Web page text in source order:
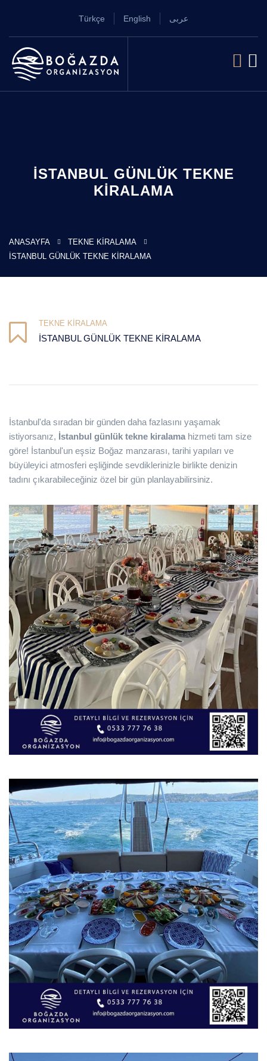
Türkçe English عربى
İSTANBUL GÜNLÜK TEKNE
KIRALAMA
ANASAYFA
TEKNE KIRALAMA
İSTANBUL GÜNLÜK TEKNE KIRALAMA
TEKNE KIRALAMA
İSTANBUL GÜNLÜK TEKNE KIRALAMA
İstanbul'da sıradan bir günden daha fazlasını yaşamak
istiyorsanız, İstanbul günlük tekne kiralama hizmeti tam size
göre! İstanbul'un eşsiz Boğaz manzarası, tarihi yapıları ve
büyüleyici atmosferi eşliğinde sevdiklerinizle birlikte denizin
tadını çıkarabileceğiniz özel bir gün planlayabilirsiniz.